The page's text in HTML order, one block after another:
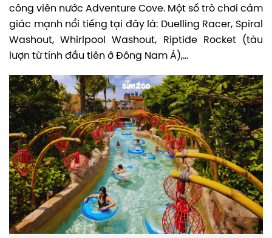
công viên nước Adventure Cove. Một số trò chơi cảm
giác mạnh nổi tiếng tại đây là: Duelling Racer, Spiral
Washout, Whirlpool Washout, Riptide Rocket (tàu
lượn từ tính đầu tiên ở Đông Nam Á),…